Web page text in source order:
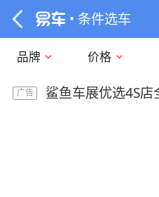
• 条件选车
品牌 价格
广告 鲨鱼车展优选4S店